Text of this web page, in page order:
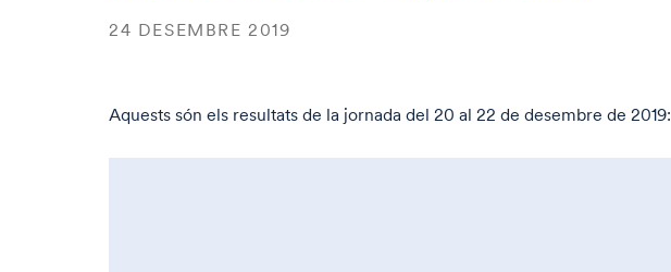
24 DESEMBRE 2019
Aquests són els resultats de la jornada del 20 al 22 de desembre de 2019: